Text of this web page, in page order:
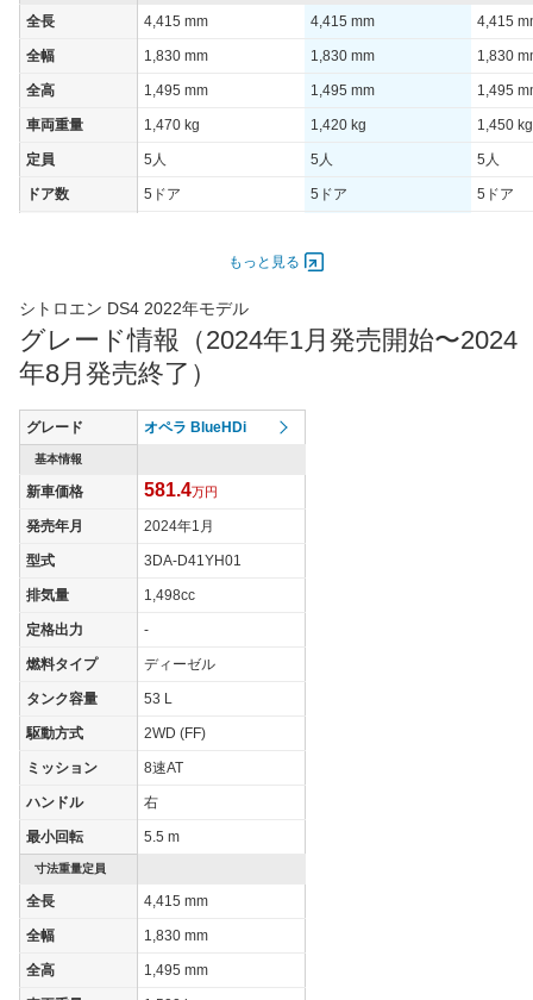
全長 4,415 mm 4,415 mm 4,415
全幅 1,830 mm 1,830 mm 1,830
全高 1,495 mm 1,495 mm 1,495
車両重量 1,470 kg 1,420 kg 1,450 kg
定員 5人 5人 5人
ドア数 5ドア 5ドア 5ドア
最高出力 96.00 [130]/ 5,250
最高トルク 300 [30.6]/ 2,250 230 [23.5]/ 2,250 230
過給機 TB
タイヤ
タイヤサイズ
(前)
タイヤサイズ
(後)
燃費
WLTCモード 21.2km/L
WLTCモード(市
16.8km/L
外)
21.2km/L
WLTCモード(高
JC08モード 22.6km/L
1015モード
60km定地
装備オプション 装備詳細を見る
もっと見る
シトロエン DS4 2022年モデル
グレード情報（2024年1月発売開始〜2024
年8月発売終了）
グレード オペラ BlueHDi
基本情報
新車価格 581.4万円
発売年月 2024年1月
型式 3DA-D41YH01
排気量 1,498cc
定格出力 -
燃料タイプ ディーゼル
タンク容量 53 L
駆動方式 2WD (FF)
ミッション 8速AT
ハンドル 右
最小回転 5.5 m
寸法重量定員
全長 4,415 mm
全幅 1,830 mm
全高 1,495 mm